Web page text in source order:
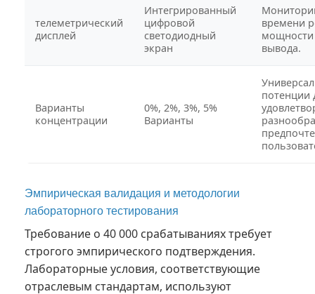
телеметрический
дисплей
Интегрированный
цифровой
светодиодный
экран
времени
мощности
вывода.
Варианты
концентрации
0%, 2%, 3%, 5%
Варианты
потенции
Эмпирическая валидация и методологии
лабораторного тестирования
Требование о 40 000 срабатываниях требует
строгого эмпирического подтверждения.
Лабораторные условия, соответствующие
отраслевым стандартам, используют